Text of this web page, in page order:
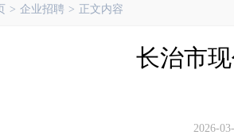
> 企业招聘 > 正文内容
长治市
2026-